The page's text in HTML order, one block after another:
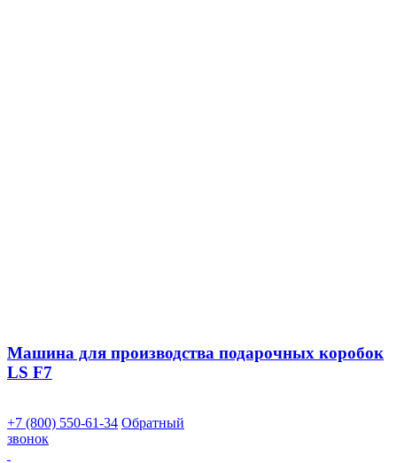
Машина для производства подарочных коробок
LS F7
+7 (800) 550-61-34 Обратный
звонок